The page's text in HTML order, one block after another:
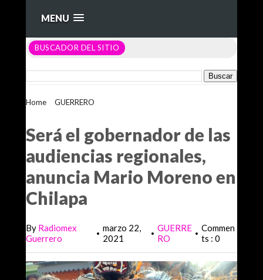
MENU
BUSCADOR DEL SITIO
Home GUERRERO
Será el gobernador de las
audiencias regionales,
anuncia Mario Moreno en
Chilapa
By Radiomex
Guerrero
• marzo 22,
2021
• GUERRE
RO
• Commen
ts : 0